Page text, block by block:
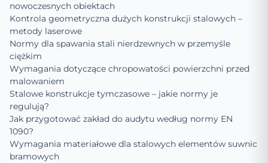
nowoczesnych obiektach
Kontrola geometryczna dużych konstrukcji stalowych –
metody laserowe
Normy dla spawania stali nierdzewnych w przemyśle
ciężkim
Wymagania dotyczące chropowatości powierzchni przed
malowaniem
Stalowe konstrukcje tymczasowe – jakie normy je
regulują?
Jak przygotować zakład do audytu według normy EN
1090?
Wymagania materiałowe dla stalowych elementów suwnic
bramowych